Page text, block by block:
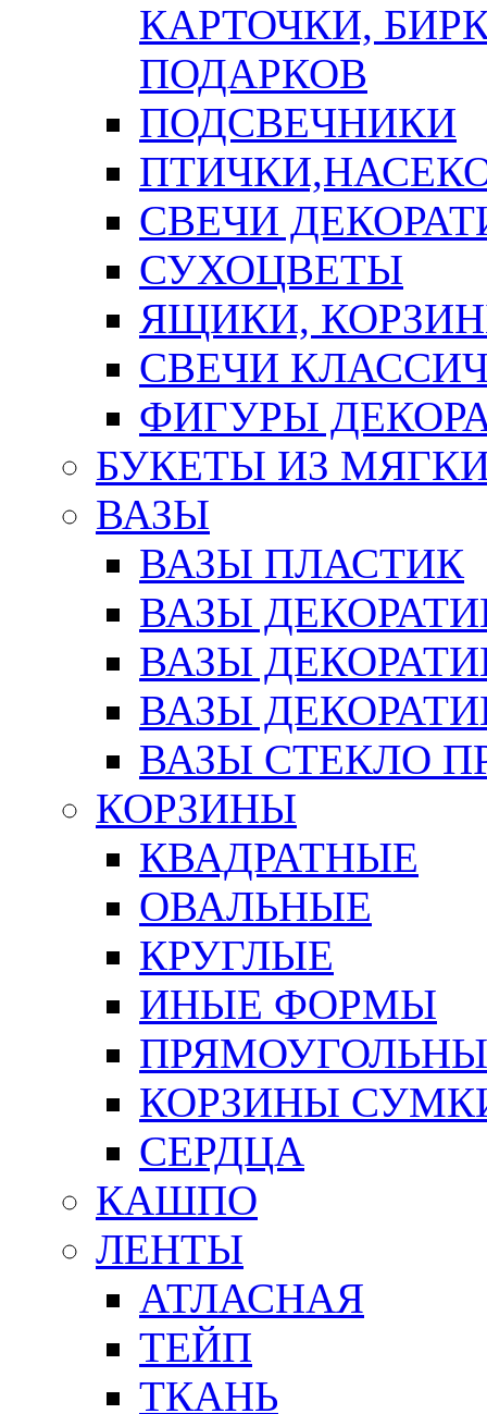
КАРТОЧКИ,
ПОДАРКОВ
ПОДСВЕЧНИКИ
СВЕЧИ
СУХОЦВЕТЫ
ЯЩИКИ,
СВЕЧИ
ФИГУРЫ
БУКЕТЫ ИЗ
ВАЗЫ
ВАЗЫ ПЛАСТИК
ВАЗЫ
ВАЗЫ
ВАЗЫ
ВАЗЫ СТЕКЛО
КОРЗИНЫ
КВАДРАТНЫЕ
ОВАЛЬНЫЕ
КРУГЛЫЕ
ИНЫЕ ФОРМЫ
КОРЗИНЫ
СЕРДЦА
КАШПО
ЛЕНТЫ
АТЛАСНАЯ
ТЕЙП
ТКАНЬ